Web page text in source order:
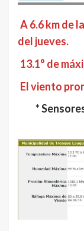
A 6.6 km de
del jueves.
13.1° de
El viento
*